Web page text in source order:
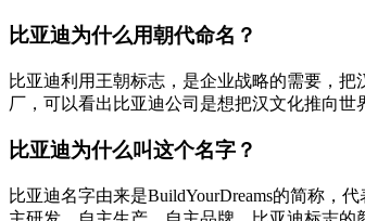
比亚迪为什么用朝代命名？
比亚迪利用王朝标志，是企业战略的需要，
厂，可以看出比亚迪公司是想把汉文化推向世
比亚迪为什么叫这个名字？
比亚迪名字由来是BuildYourDreams的简称，